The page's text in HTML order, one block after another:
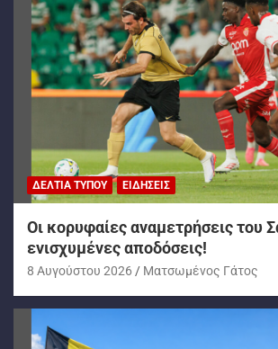
ΔΕΛΤΊΑ ΤΎΠΟΥ ΕΙΔΉΣΕΙΣ
Oι κορυφαίες αναμετρήσεις του
ενισχυμένες αποδόσεις!
8 Αυγούστου 2026 Ματσωμένος Γάτος